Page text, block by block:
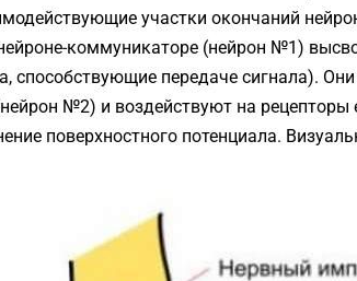
участки окончаний
коммуникаторе (нейрон №1)
способствующие передаче сигнала).
№2) и воздействуют на рецепторы
поверхностного потенциала.